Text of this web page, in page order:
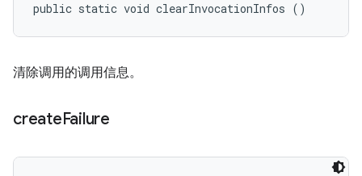
public static void clearInvocationInfos ()
清除调用的调用信息。
createFailure